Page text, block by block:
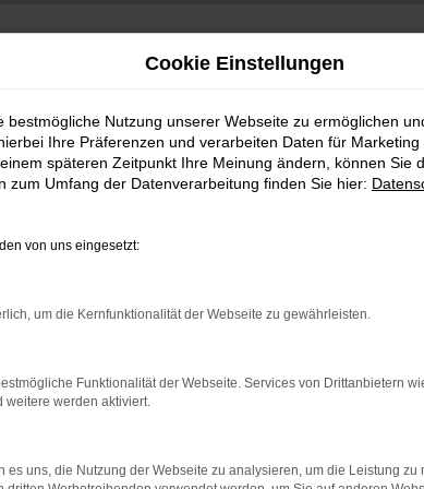
bestimmter Seiten verhindern. Funktioniert die
beheben.
auf dem neuesten Stand sind.
Cookie Einstellungen
bestmögliche Nutzung unserer Webseite zu ermöglichen
Ihre Präferenzen und verarbeiten Daten für
späteren Zeitpunkt Ihre Meinung ändern, können Sie
zum Umfang der Datenverarbeitung finden Sie hier:
von uns eingesetzt:
um die Kernfunktionalität der Webseite zu gewährleisten.
Funktionalität der Webseite. Services von Drittanbietern
weitere werden aktiviert.
es uns, die Nutzung der Webseite zu analysieren, um die Leistung